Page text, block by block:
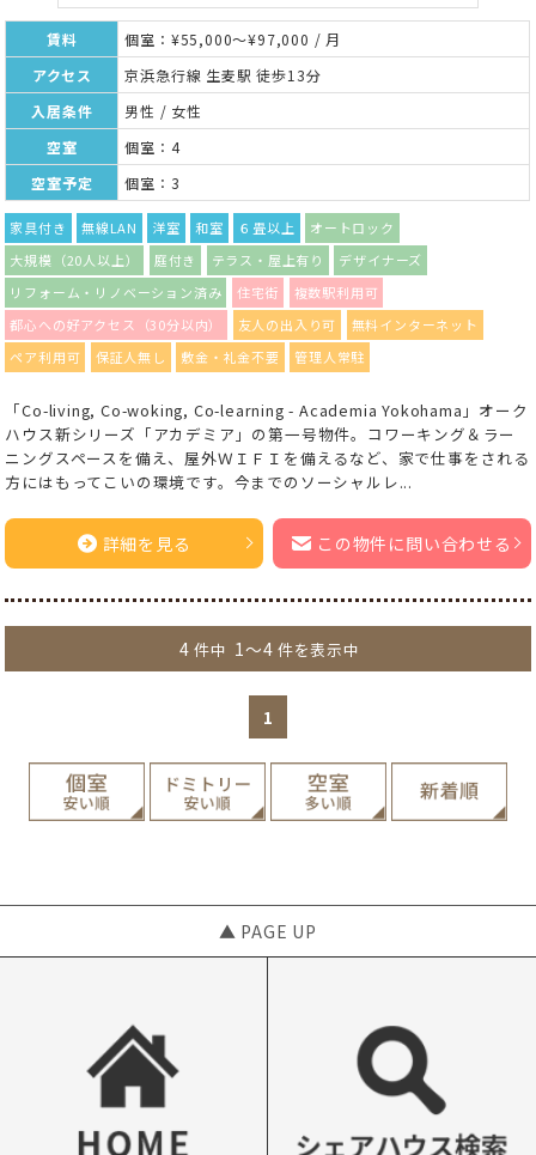
賃料
個室：¥55,000～¥97,000 / 月
アクセス
京浜急行線 生麦駅 徒歩13分
入居条件
男性 / 女性
空室
個室：4
空室予定
個室：3
家具付き 無線LAN 洋室 和室 ６畳以上
オートロック
大規模（20人以上）
庭付き テラス・屋上有り
デザイナーズ
リフォーム・リノベーション済み
住宅街
複数駅利用可
都心への好アクセス（30分以内）
友人の出入り可
無料インターネット
ペア利用可
保証人無し 敷金・礼金不要 管理人常駐
「Co-living, Co-woking, Co-learning - Academia Yokohama」オーク
ハウス新シリーズ「アカデミア」の第一号物件。コワーキング＆ラー
ニングスペースを備え、屋外ＷＩＦＩを備えるなど、家で仕事をされる
方にはもってこいの環境です。今までのソーシャルレ...
詳細を見る この物件に問い合わせる
4 件中 1～4 件を表示中
1
▲ PAGE UP